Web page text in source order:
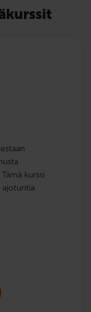
kurssi
ajotuntia